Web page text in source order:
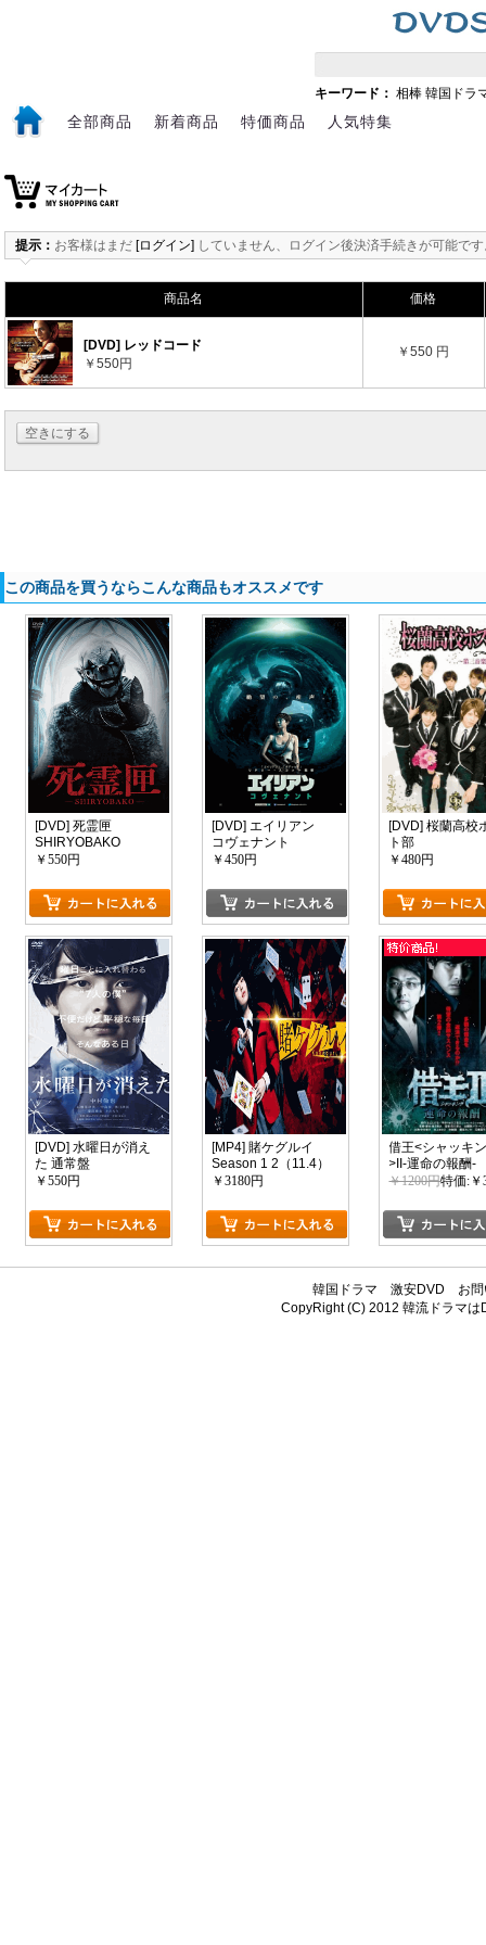
キーワード： 相棒 韓国ドラ
全部商品 新着商品 特価商品 人気特集
提示： お客様はまだ [ログイン] していません、ログイン後決済手続きが可能で
商品名 価格
[DVD] レッドコード
￥550円
￥550 円
空きにする
この商品を買うならこんな商品もオススメです
[DVD] 死霊匣
SHIRYOBAKO
￥550円
[DVD] エイリアン
コヴェナント
￥450円
[DVD] 桜蘭高校
ト部
￥480円
[DVD] 水曜日が消え
た 通常盤
￥550円
[MP4] 賭ケグルイ
Season 1 2（11.4）
￥3180円
借王<シャッキ
>II-運命の報酬-
￥1200円特価:￥
韓国ドラマ 激安DVD
お
CopyRight (C) 2012韓流ドラマは